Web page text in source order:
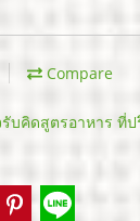
Compare
รับคิดสูตรอาหาร ที่